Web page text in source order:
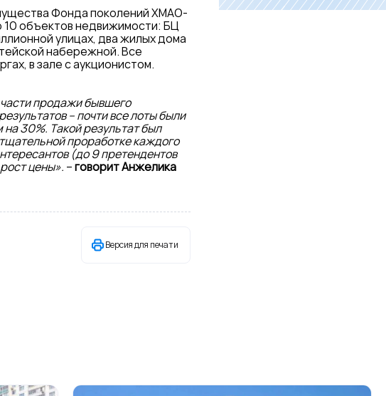
Фонда поколений ХМАО-
объектов недвижимости: БЦ
улицах, два жилых дома
набережной. Все
в зале с аукционистом.
продажи бывшего
– почти все лоты были
30%. Такой результат был
проработке каждого
(до 9 претендентов
цены». –говорит Анжелика
Версия для печати